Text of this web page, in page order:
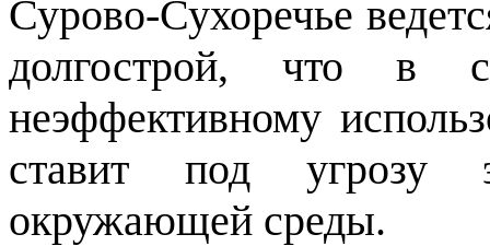
Сурово-Сухоречье
долгострой, что в
неэффективному
ставит под угрозу
окружающей среды.